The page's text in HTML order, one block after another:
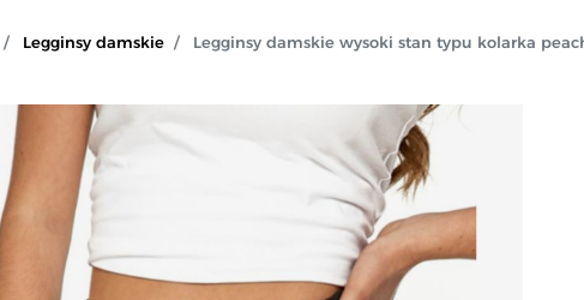
Legginsy damskie Legginsy damskie wysoki stan typu kolarka